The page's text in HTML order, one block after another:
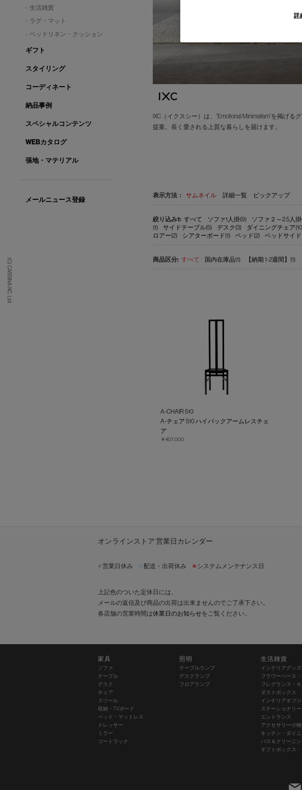
(C) CASSINA IXC. Ltd.
IXC（イクスシー）は、”Emotional Minimalism”を掲
提案。長く愛される上質な暮らしを届けます。
表示方法： サムネイル 詳細一覧 ピックアップ
すべて ソファ1人掛(9) ソファ２～2.5人掛
(1)
サイドテーブル(5) デスク(3) ダイニングチェア
ロアー(2)
シアターボード(1) ベッド(2) ベッドサイ
すべて 国内在庫品(1) 【納期 1-2週間】(1)
A-CHAIR 510
A-チェア 510 ハイバックアームレスチェ
ア
￥407,000
生活雑貨
ラグ・マット
ベッドリネン・クッション
ギフト
スタイリング
コーディネート
納品事例
スペシャルコンテンツ
WEBカタログ
張地・マテリアル
メールニュース登録
オンラインストア 営業日カレンダー
営業日休み 配送・出荷休み ■ システムメンテナンス日
上記色のついた定休日には、
メールの返信及び商品の出荷は出来ませんのでご了承下さい。
各店舗の営業時間は休業日のお知らせをご覧ください。
家具
ソファ
テーブル
デスク
チェア
スツール
収納・TVボード
ベッド・マットレス
ドレッサー
ミラー
コートラック
照明
テーブルランプ
デスクランプ
フロアランプ
生活雑貨
インテリアグッズ
フラワーベース
フレグランス・
ダストボックス
インテリアオブジ
ステーショナリー
エントランス
アクセサリー小物
キッチン・ダイ
バス＆クリーニ
ギフトボックス
詳